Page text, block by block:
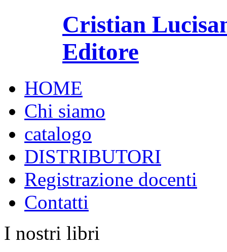
Cristian
Editore
HOME
Chi siamo
catalogo
DISTRIBUTORI
Registrazione docenti
Contatti
I nostri libri